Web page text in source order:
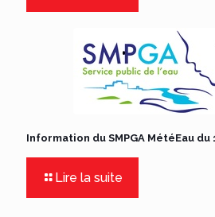
Information du SMPGA MétéEau du
Lire la suite